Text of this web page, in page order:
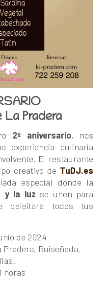
Pradera
2º aniversario, nos
experiencia culinaria
El restaurante
creativo de TuDJ.es
especial donde la
y la luz se unen para
deleitará todos tus
de 2024
Pradera, Ruiseñada,
horas